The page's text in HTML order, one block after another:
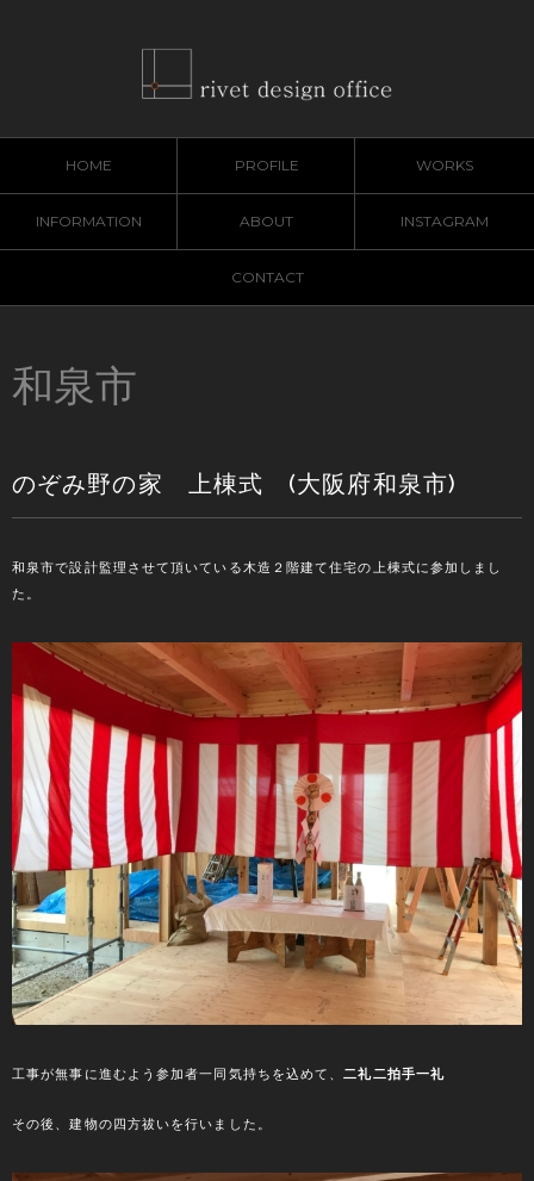
HOME PROFILE WORKS
INFORMATION ABOUT INSTAGRAM
CONTACT
和泉市
のぞみ野の家 上棟式 (大阪府和泉市)
和泉市で設計監理させて頂いている木造２階建て住宅の上棟式に参加しまし
た。
工事が無事に進むよう参加者一同気持ちを込めて、 二礼二拍手一礼
その後、建物の四方祓いを行いました。